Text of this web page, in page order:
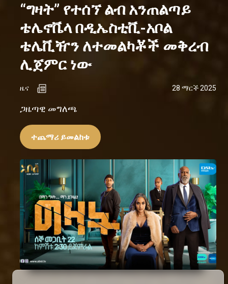
“ግዛት” የተሰኘ ልብ አንጠልጣይ
ቴሌኖቬላ በዲኤስቲቪ-አቦል
ቴሌቪዥን ለተመልካቾች መቅረብ
ሊጀምር ነው
ዜና 28 ማርች 2025
ጋዜጣዊ መግለጫ
ተጨማሪ ይመልከቱ